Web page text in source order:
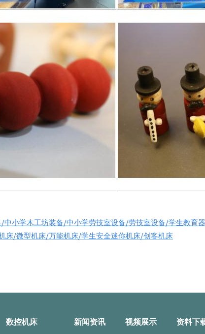
小学木工坊装备/中小学劳技室设备/劳技室设备/学生教育
床/微型机床/万能机床/学生安全迷你机床/创客机床
数控机床 新闻资讯 视频展示 资料下